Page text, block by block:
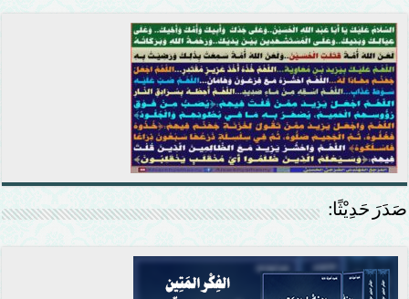
صَدَرَ حَدِيْثًا: